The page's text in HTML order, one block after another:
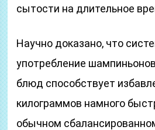
сытости на длительное
Научно доказано, что
употребление
блюд способствует
килограммов намного
обычном